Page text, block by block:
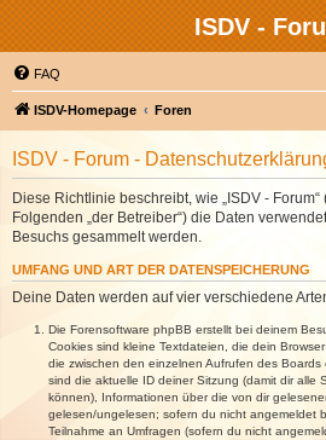
ISDV -
FAQ
ISDV-Homepage Foren
ISDV - Forum -
Diese Richtlinie beschreibt, wie „ISDV - Forum“
Folgenden „der Betreiber“) die Daten
Besuchs gesammelt werden.
UMFANG UND ART DER DATENSPEICHERUNG
Deine Daten werden auf vier verschiedene
Die Forensoftware phpBB erstellt bei deinem
Cookies sind kleine Textdateien, die dein
die zwischen den einzelnen Aufrufen des
sind die aktuelle ID deiner Sitzung (damit dir alle
können), Informationen über die von dir
gelesen/ungelesen; sofern du nicht angemeldet
Teilnahme an Umfragen (sofern du nicht